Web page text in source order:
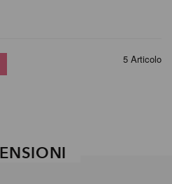
5 Articolo